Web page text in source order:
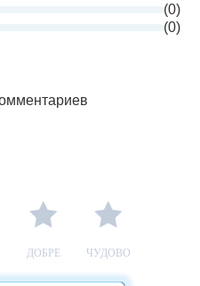
(0)
(0)
ДОБРЕ ЧУДОВО